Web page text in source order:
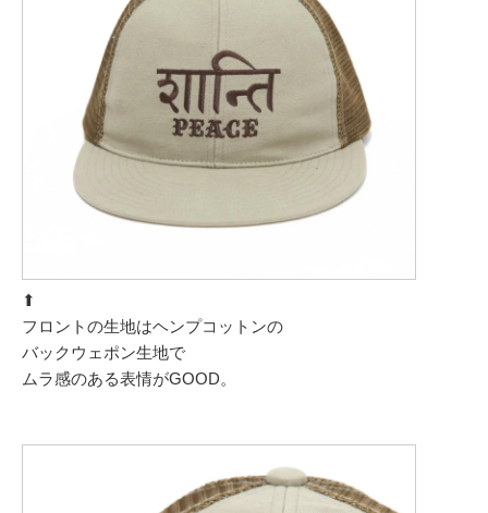
⬆︎
フロントの生地はヘンプコットンの
バックウェポン生地で
ムラ感のある表情がGOOD。